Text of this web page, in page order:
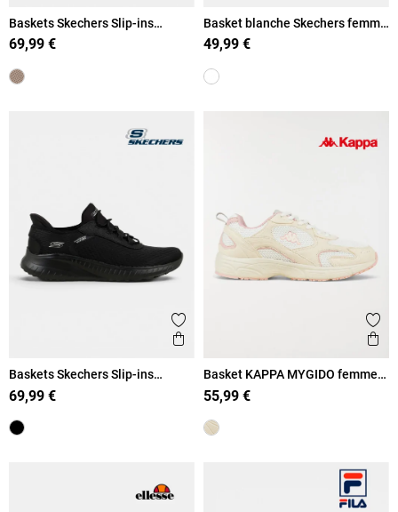
Baskets Skechers Slip-ins
femme (36-41)
69,99 €
Basket blanche Skechers femme
(36-41)
49,99 €
Ajouter aux favoris
Aperçu rapide
Baskets Skechers Slip-ins
femme (36-41)
69,99 €
Basket KAPPA MYGIDO femme
(36-41)
55,99 €